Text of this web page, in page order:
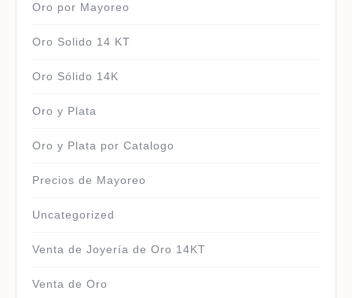
Oro por Mayoreo
Oro Solido 14 KT
Oro Sólido 14K
Oro y Plata
Oro y Plata por Catalogo
Precios de Mayoreo
Uncategorized
Venta de Joyería de Oro 14KT
Venta de Oro